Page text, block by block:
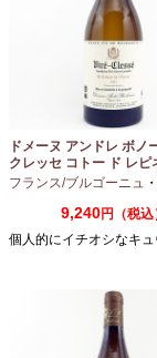
ドメーヌ アンドレ ボノ
クレッセ コトー ド レピ
750ml
フランス/ブルゴーニュ ・
9,240円（税込
個人的にイチオシなキ